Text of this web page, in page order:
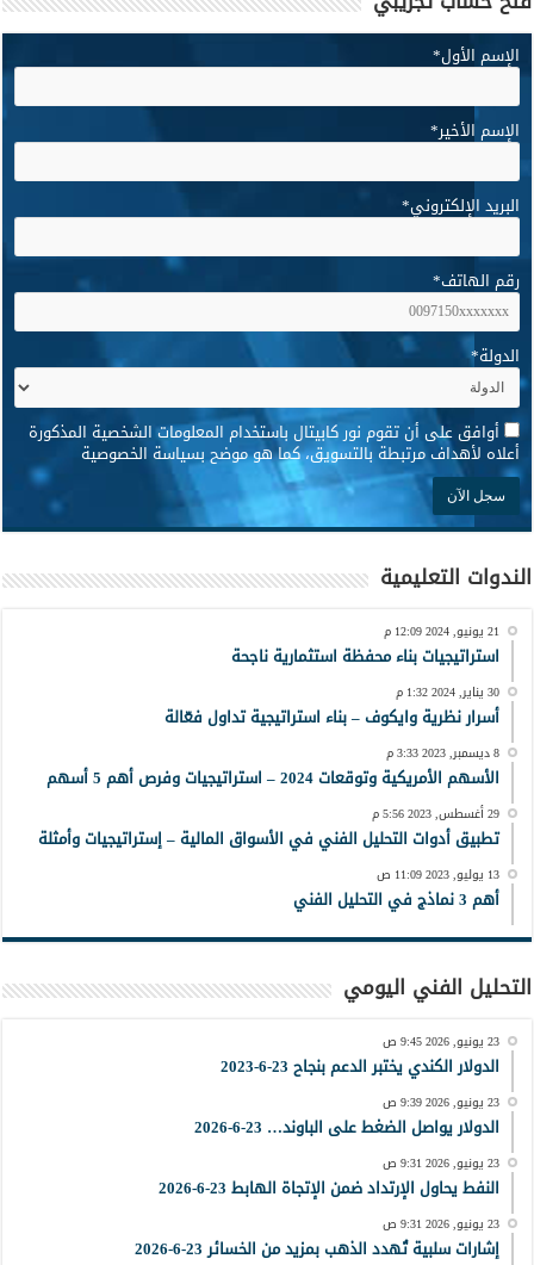
الإسم الأول*
الإسم الأخير*
البريد الإلكتروني*
رقم الهاتف*
الدولة*
* أوافق على أن تقوم نور كابيتال باستخدام المعلومات الشخصية المذكورة
أعلاه لأهداف مرتبطة بالتسويق، كما هو موضح بسياسة الخصوصية
الندوات التعليمية
21 يونيو, 2024 12:09 م
استراتيجيات بناء محفظة استثمارية ناجحة
30 يناير, 2024 1:32 م
أسرار نظرية وايكوف – بناء استراتيجية تداول فعّالة
8 ديسمبر, 2023 3:33 م
الأسهم الأمريكية وتوقعات 2024 – استراتيجيات وفرص أهم 5 أسهم
29 أغسطس, 2023 5:56 م
تطبيق أدوات التحليل الفني في الأسواق المالية – إستراتيجيات وأمثلة
13 يوليو, 2023 11:09 ص
أهم 3 نماذج في التحليل الفني
التحليل الفني اليومي
23 يونيو, 2026 9:45 ص
الدولار الكندي يختبر الدعم بنجاح 23-6-2023
23 يونيو, 2026 9:39 ص
الدولار يواصل الضغط على الباوند… 23-6-2026
23 يونيو, 2026 9:31 ص
النفط يحاول الإرتداد ضمن الإتجاة الهابط 23-6-2026
23 يونيو, 2026 9:31 ص
إشارات سلبية تُهدد الذهب بمزيد من الخسائر 23-6-2026